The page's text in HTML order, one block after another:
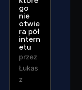
go
nie
otwie
ra pół
intern
etu
przez
Łukas
z